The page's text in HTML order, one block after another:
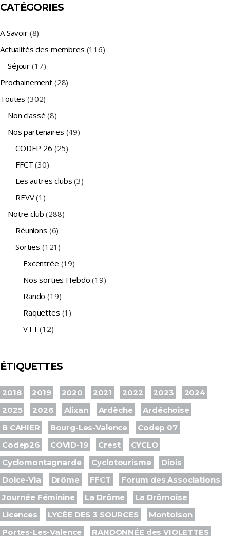
CATÉGORIES
A Savoir(8)
Actualités des membres (116)
Séjour (17)
Prochainement (28)
Toutes (302)
Non classé (8)
Nos partenaires (49)
CODEP 26 (25)
FFCT (30)
Les autres clubs (3)
REVV(1)
Notre club (288)
Réunions (6)
Sorties (121)
Excentrée (19)
Nos sorties Hebdo (19)
Rando (19)
Raquettes (1)
VTT (12)
ÉTIQUETTES
2018 2019 2020 2021 2022 2023
2024
2025
2026 Alixan Ardèche
Ardéchoise
B CAHIER
Bourg-Les-Valence
Codep 07
Codep26
COVID-19 Crest
CYCLO
Cyclomontagnarde
Cyclotourisme
Diois
Dolce-Via
Drôme FFCT
Forum des Associations
Journée Féminine
La Drôme
La Drômoise
Licences
LYCÉE DES 3 SOURCES
Montoison
Portes-Les-Valence
RANDONNÉE des VIOLETTES